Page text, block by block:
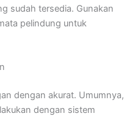
sudah tersedia. Gunakan
pelindung untuk
dengan akurat. Umumnya,
dengan sistem